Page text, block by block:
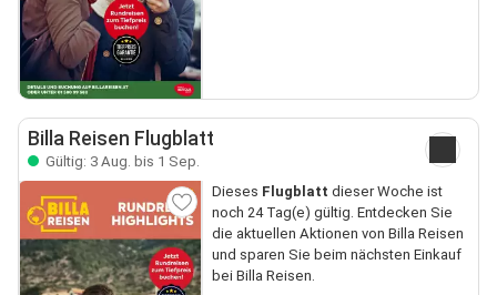
Billa Reisen Flugblatt
Gültig: 3 Aug. bis 1 Sep.
Dieses Flugblatt dieser Woche ist
noch 24 Tag(e) gültig. Entdecken Sie
die aktuellen Aktionen von Billa Reisen
und sparen Sie beim nächsten Einkauf
bei Billa Reisen.